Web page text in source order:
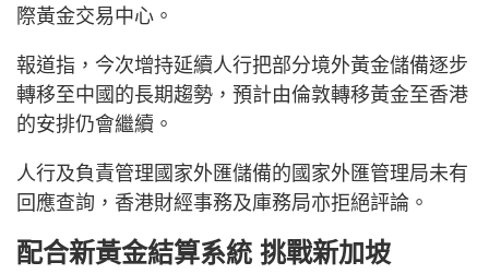
際黃金交易中心。
報道指，今次增持延續人行把部分境外黃金儲備逐步
轉移至中國的長期趨勢，預計由倫敦轉移黃金至香港
的安排仍會繼續。
人行及負責管理國家外匯儲備的國家外匯管理局未有
回應查詢，香港財經事務及庫務局亦拒絕評論。
配合新黃金結算系統 挑戰新加坡